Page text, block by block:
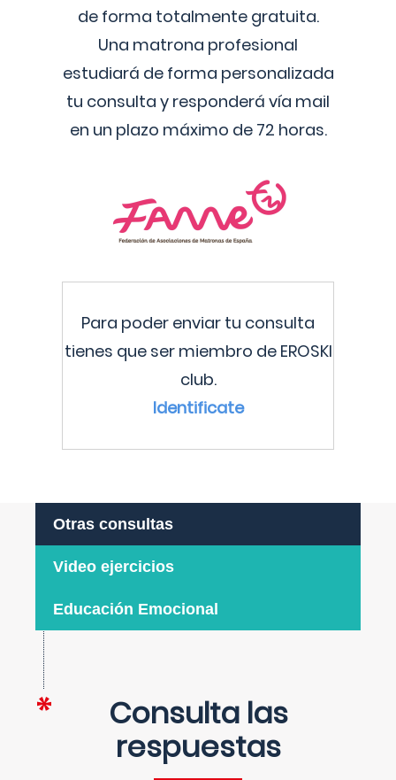
de forma totalmente gratuita.
Una matrona profesional
estudiará de forma personalizada
tu consulta y responderá vía mail
en un plazo máximo de 72 horas.
Para poder enviar tu consulta
tienes que ser miembro de EROSKI
club.
Identificate
Otras consultas
Video ejercicios
Educación Emocional
Consulta las
respuestas